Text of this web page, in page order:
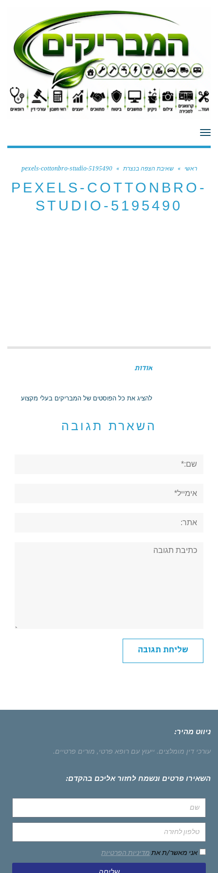
תפריט
ראשי » שאיבת הצפה בנצרת »
pexels-cottonbro-studio-5195490
PEXELS-COTTONBRO-
STUDIO-5195490
אודות
להציג את כל הפוסטים של המבריקים בעלי מקצוע
השארת תגובה
ניווט מהיר:
עורכי דין מומלצים. ייעוץ עם רופא פרטי, מורים פרטיים.
השאירו פרטים ונשמח לחזור אליכם בהקדם:
אני מאשר/ת את מדיניות הפרטיות